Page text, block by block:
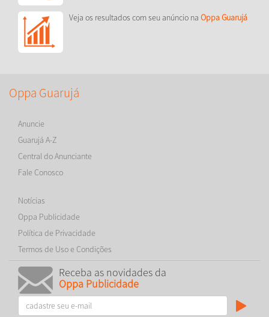
Veja os resultados com seu anúncio na Oppa Guarujá
Oppa Guarujá
Anuncie
Guarujá A-Z
Central do Anunciante
Fale Conosco
Notícias
Oppa Publicidade
Política de Privacidade
Termos de Uso e Condições
Receba as novidades da
Oppa Publicidade